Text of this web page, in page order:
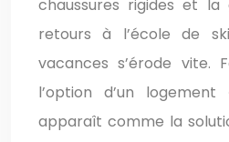
chaussures rigides et la
retours à l’école de
vacances s’érode vite.
l’option d’un
apparaît comme la